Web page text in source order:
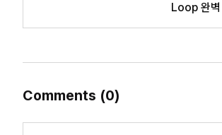
Loop 완
Comments (0)